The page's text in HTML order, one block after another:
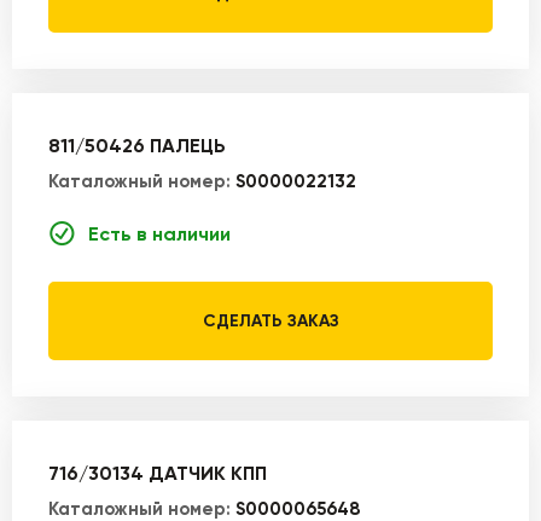
811/50426 ПАЛЕЦЬ
Каталожный номер: S0000022132
Есть в наличии
СДЕЛАТЬ ЗАКАЗ
716/30134 ДАТЧИК КПП
Каталожный номер: S0000065648